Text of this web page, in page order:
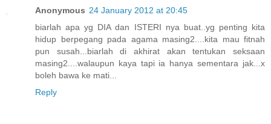
Anonymous 24 January 2012 at 20:45
biarlah apa yg DIA dan ISTERI nya buat..yg penting kita
hidup berpegang pada agama masing2....kita mau fitnah
pun susah...biarlah di akhirat akan tentukan seksaan
masing2....walaupun kaya tapi ia hanya sementara jak...x
boleh bawa ke mati...
Reply